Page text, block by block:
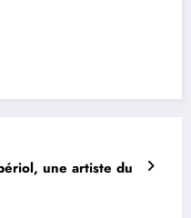
une artiste du